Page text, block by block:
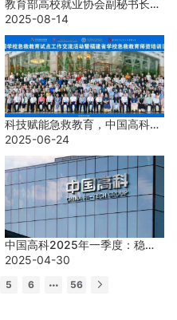
教育部高校就业协会副秘书长、
康养人才基金副主任委员王克杰
一行到访英腾教育进行调研交流
2025-08-14
科技赋能急救教育，中国高科助
力全国学校急救教育试点工作交
流活动
2025-06-24
中国高科2025年一季度：稳健
经营，探索新增长极，创新职业
2025-04-30
5 6 56